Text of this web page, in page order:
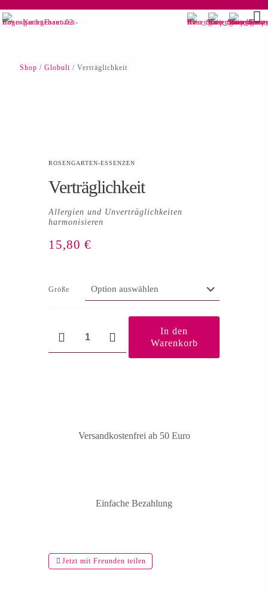
Shop / Globuli / Verträglichkeit
ROSENGARTEN-ESSENZEN
Verträglichkeit
Allergien und Unverträglichkeiten
harmonisieren
15,80 €
Größe
Menge
In den
Warenkorb
Versandkosten­frei ab 50 Euro
Einfache Bezahlung
Jetzt mit Freunden teilen